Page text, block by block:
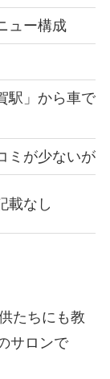
ュー構成
駅」から車で6
ミが少ないが
載なし
たちにも教
サロンで